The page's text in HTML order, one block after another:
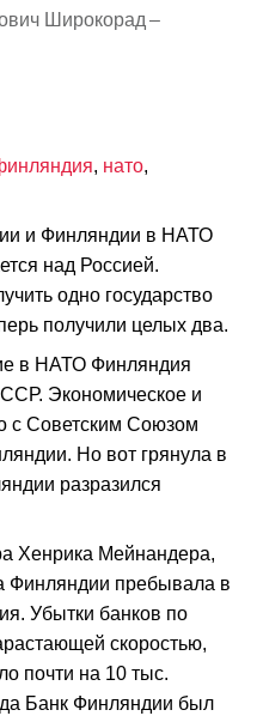
Широкорад –
, нато,
и Финляндии в НАТО
над Россией.
одно государство
получили целых два.
в НАТО Финляндия
Экономическое и
с Советским Союзом
Но вот грянула в
разразился
Хенрика Мейнандера,
Финляндии пребывала в
Убытки банков по
скоростью,
почти на 10 тыс.
Банк Финляндии был